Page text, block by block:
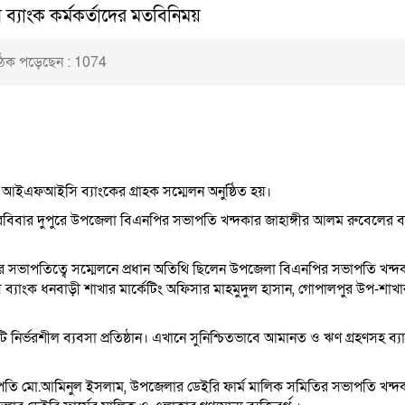
কর্মকর্তাদের মতবিনিময়
পড়েছেন : 1074
আইএফআইসি ব্যাংকের গ্রাহক সম্মেলন অনুষ্ঠিত হয়।
দুপুরে উপজেলা বিএনপির সভাপতি খন্দকার জাহাঙ্গীর আলম রুবেলের
সম্মেলনে প্রধান অতিথি ছিলেন উপজেলা বিএনপির সভাপতি
ধনবাড়ী শাখার মার্কেটিং অফিসার মাহমুদুল হাসান, গোপালপুর উপ-
ব্যবসা প্রতিষ্ঠান। এখানে সুনিশ্চিতভাবে আমানত ও ঋণ গ্রহণসহ
মো.আমিনুলইসলাম, উপজেলার ডেইরি ফার্ম মালিক সমিতির সভাপতি